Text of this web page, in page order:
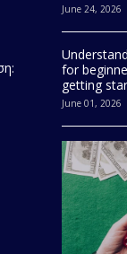
June 24, 2026
for
getting
June 01, 2026